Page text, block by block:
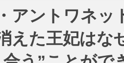
アントワネッ
えた王妃はな